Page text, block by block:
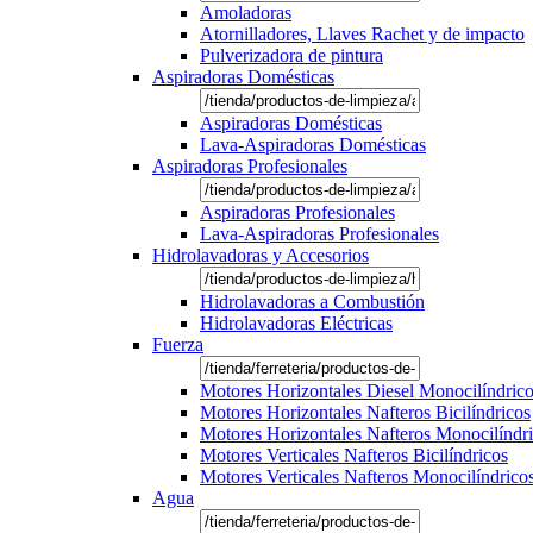
Amoladoras
Atornilladores, Llaves Rachet y de impacto
Pulverizadora de pintura
Aspiradoras Domésticas
Aspiradoras Domésticas
Lava-Aspiradoras Domésticas
Aspiradoras Profesionales
Aspiradoras Profesionales
Lava-Aspiradoras Profesionales
Hidrolavadoras y Accesorios
Hidrolavadoras a Combustión
Hidrolavadoras Eléctricas
Fuerza
Motores Horizontales Diesel
Motores Horizontales Nafteros Bicilíndricos
Motores Horizontales Nafteros
Motores Verticales Nafteros Bicilíndricos
Motores Verticales Nafteros
Agua